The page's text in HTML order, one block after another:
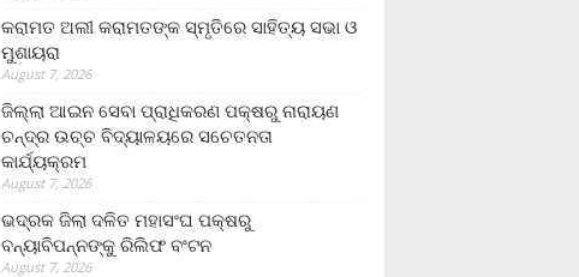
କରାମତ ଅଲୀ କରାମତଙ୍କ ସ୍ମୃତିରେ ସାହିତ୍ୟ ସଭା ଓ
ମୁଶାୟରା
August 7, 2026
ଜିଲ୍ଲା ଆଇନ ସେବା ପ୍ରାଧିକରଣ ପକ୍ଷରୁ ନାରାୟଣ
ଚନ୍ଦ୍ର ଉଚ୍ଚ ବିଦ୍ୟାଳୟରେ ସଚେତନତା
କାର୍ଯ୍ୟକ୍ରମ
August 7, 2026
ଭଦ୍ରକ ଜିଲା ଦଳିତ ମହାସଂଘ ପକ୍ଷରୁ
ବନ୍ୟାବିପନ୍ନଙ୍କୁ ରିଲିଫ ବଂଟନ
August 7, 2026